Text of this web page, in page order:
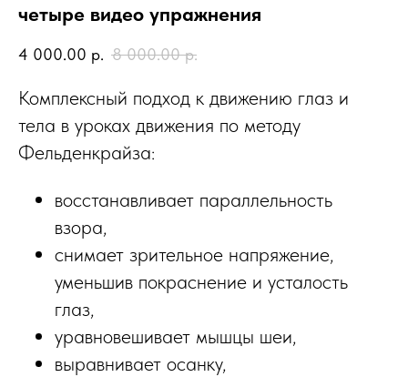
четыре видео упражнения
4 000.00 р. 8 000.00 р.
Комплексный подход к движению глаз и
тела в уроках движения по методу
Фельденкрайза:
восстанавливает параллельность
взора,
снимает зрительное напряжение,
уменьшив покраснение и усталость
глаз,
уравновешивает мышцы шеи,
выравнивает осанку,